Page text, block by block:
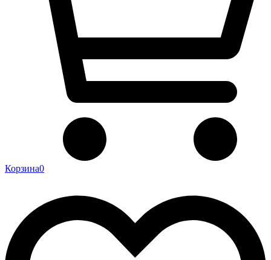
Корзина0